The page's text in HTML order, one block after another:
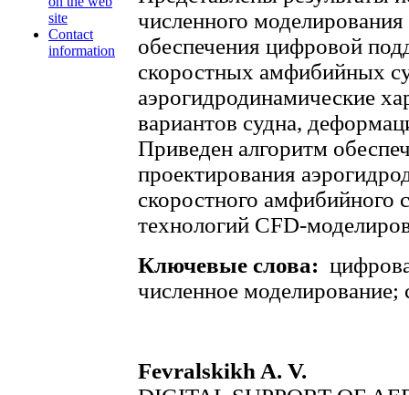
site
Contact
information
численного
обеспечения цифровой
скоростных амфибийных
аэрогидродинамические
вариантов судна,
Приведен алгоритм
проектирования
скоростного амфибийного
технологий CFD-
Ключевые слова:
численное
Fevralskikh A. V.